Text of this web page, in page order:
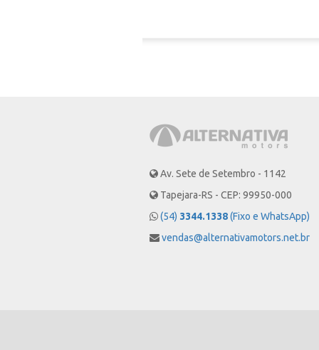
Av. Sete de Setembro - 1142
Tapejara-RS - CEP: 99950-000
(54) 3344.1338(Fixo e WhatsApp)
vendas@alternativamotors.net.br